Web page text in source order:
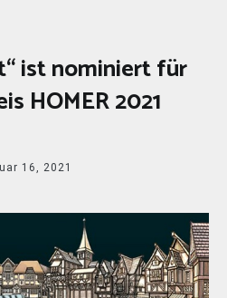
ist nominiert für
HOMER 2021
16, 2021